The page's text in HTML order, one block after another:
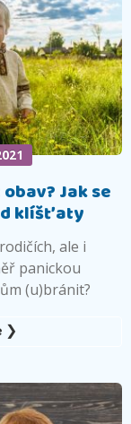
Jak se
klíšťaty
ale i
panickou
(u)bránit?
❯